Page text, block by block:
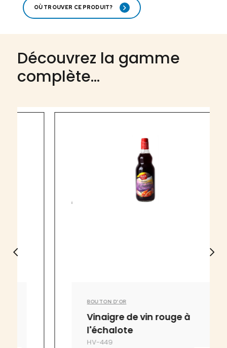
OÙ TROUVER CE PRODUIT?
Découvrez la gamme
complète...
BOUTON D'OR
Vinaigre de vin rouge à
l'échalote
HV-449